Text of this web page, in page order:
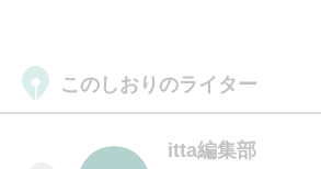
このしおりのライター
itta編集部